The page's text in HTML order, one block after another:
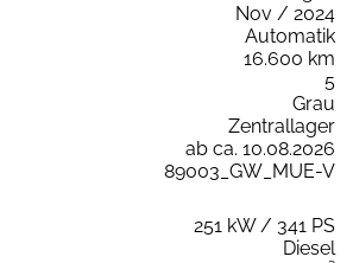
Nov / 2024
Automatik
16.600 km
5
Grau
Zentrallager
ab ca. 10.08.2026
89003_GW_MUE-V
251 kW / 341 PS
Diesel